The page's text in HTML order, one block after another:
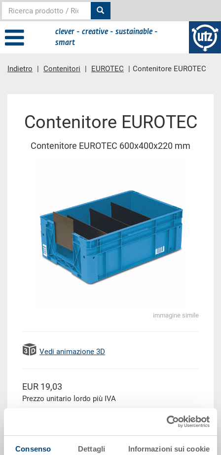
Consenso Dettagli Informazioni sui cookie
clever - creative - sustainable -
smart
Indietro Contenitori EUROTEC Contenitore EUROTEC
Contenitore EUROTEC
Contenitore EUROTEC 600x400x220 mm
immagine simile
Vedi animazione 3D
EUR 19,03
Prezzo unitario lordo più IVA